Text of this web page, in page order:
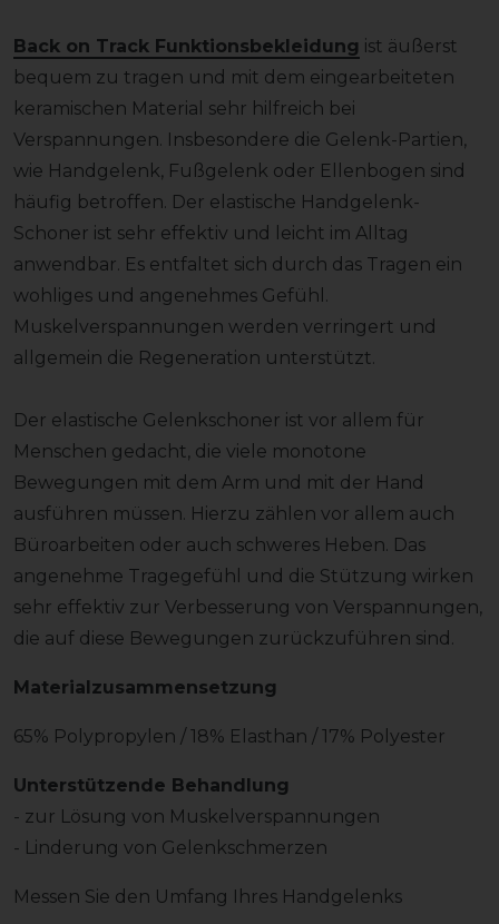
Back on Track Funktionsbekleidung ist äußerst
bequem zu tragen und mit dem eingearbeiteten
keramischen Material sehr hilfreich bei
Verspannungen. Insbesondere die Gelenk-Partien,
wie Handgelenk, Fußgelenk oder Ellenbogen sind
häufig betroffen. Der elastische Handgelenk-
Schoner ist sehr effektiv und leicht im Alltag
anwendbar. Es entfaltet sich durch das Tragen ein
wohliges und angenehmes Gefühl.
Muskelverspannungen werden verringert und
allgemein die Regeneration unterstützt.
Der elastische Gelenkschoner ist vor allem für
Menschen gedacht, die viele monotone
Bewegungen mit dem Arm und mit der Hand
ausführen müssen. Hierzu zählen vor allem auch
Büroarbeiten oder auch schweres Heben. Das
angenehme Tragegefühl und die Stützung wirken
sehr effektiv zur Verbesserung von Verspannungen,
die auf diese Bewegungen zurückzuführen sind.
Materialzusammensetzung
65% Polypropylen / 18% Elasthan / 17% Polyester
Unterstützende Behandlung
- zur Lösung von Muskelverspannungen
- Linderung von Gelenkschmerzen
Messen Sie den Umfang Ihres Handgelenks